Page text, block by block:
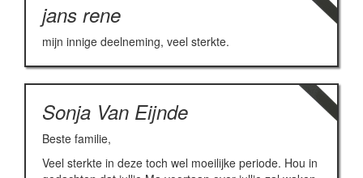
jans rene
mijn innige deelneming, veel sterkte.
Sonja Van Eijnde
Beste familie,
Veel sterkte in deze toch wel moeilijke periode. Hou in